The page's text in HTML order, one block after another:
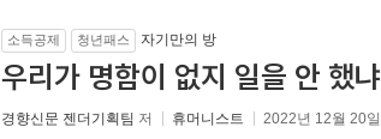
소득공제 청년패스 자기만의 방
우리가 명함이 없지 일을 안 했냐
경향신문 젠더기획팀 저 휴머니스트 2022년 12월 20일